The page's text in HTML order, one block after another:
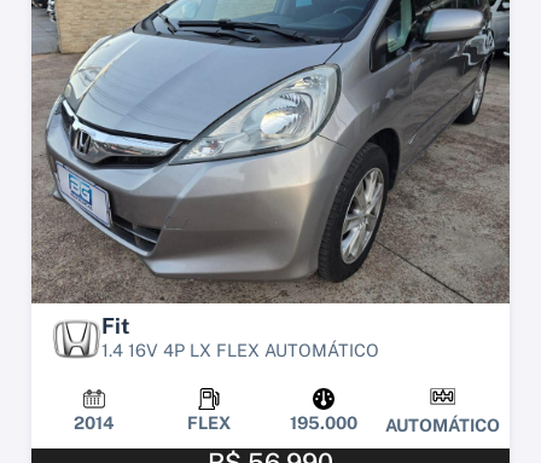
Fit
1.4 16V 4P LX FLEX AUTOMÁTICO
2014 FLEX 195.000 AUTOMÁTICO